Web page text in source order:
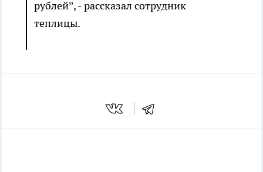
рублей”, - рассказал сотрудник
теплицы.